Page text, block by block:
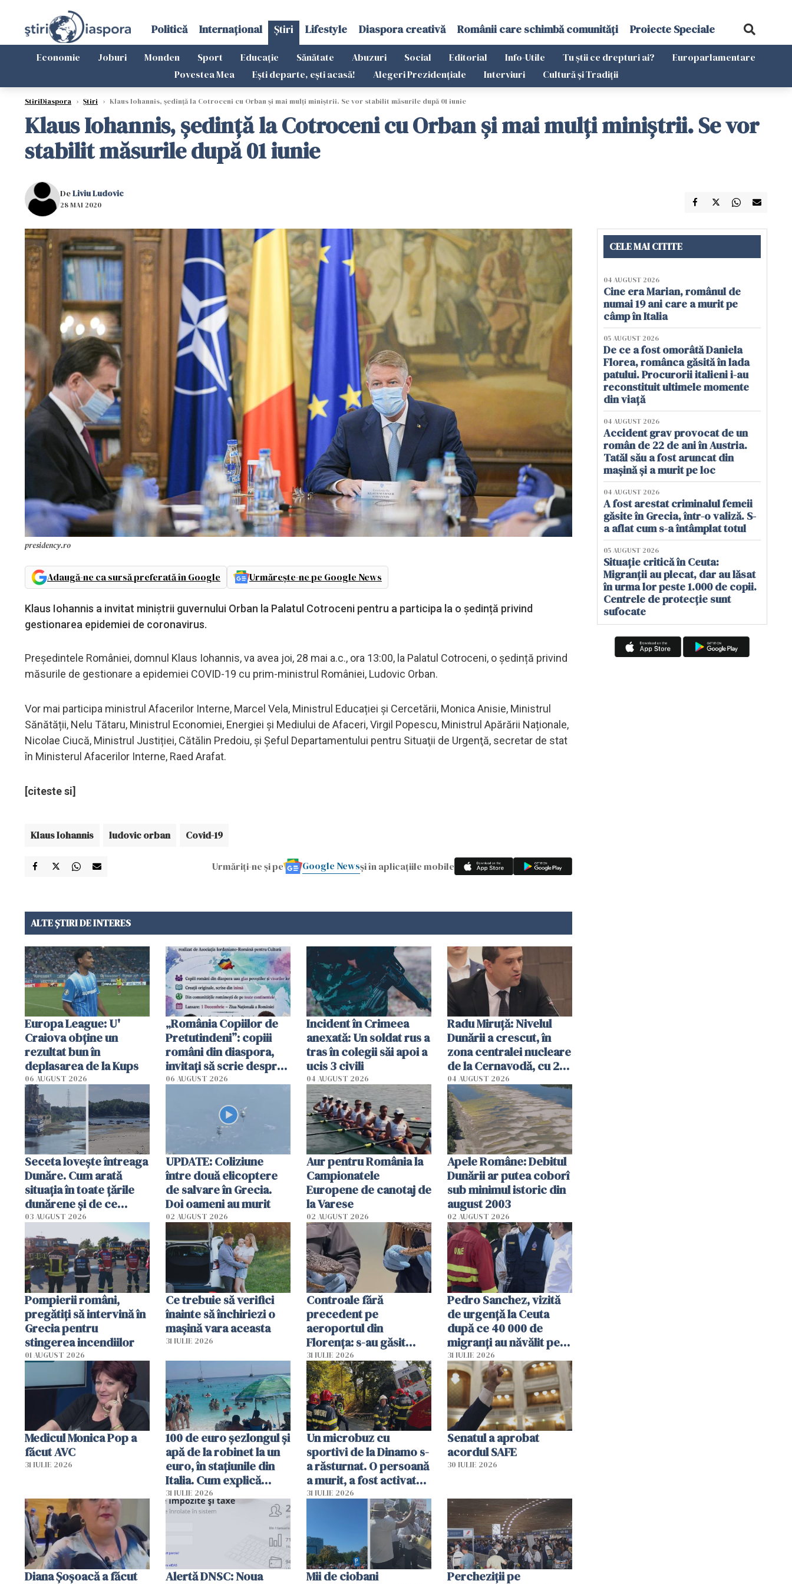
Politică Internațional Știri Lifestyle Diaspora creativă Românii care schimbă comunități Proiecte Speciale
Economie Joburi Monden Sport Educație Sănătate Abuzuri Social Editorial Info-Utile Tu știi ce drepturi ai?
Europarlamentare
Povestea Mea
Ești departe, ești acasă! Alegeri Prezidențiale Interviuri Cultură și Tradiții
StiriDiaspora › Știri › Klaus Iohannis, ședință la Cotroceni cu Orban și mai mulți miniștrii. Se vor stabilit măsurile după 01 iunie
Klaus Iohannis, ședință la Cotroceni cu Orban și mai mulți miniștrii. Se vor
stabilit măsurile după 01 iunie
DeLiviu Ludovic
28 MAI 2020
presidency.ro
Adaugă-ne ca sursă preferată în Google Urmărește-ne pe Google News
Klaus Iohannis a invitat miniștrii guvernului Orban la Palatul Cotroceni pentru a participa la o ședință privind
gestionarea epidemiei de coronavirus.
Președintele României, domnul Klaus Iohannis, va avea joi, 28 mai a.c., ora 13:00, la Palatul Cotroceni, o ședință privind
măsurile de gestionare a epidemiei COVID-19 cu prim-ministrul României, Ludovic Orban.
Vor mai participa ministrul Afacerilor Interne, Marcel Vela, Ministrul Educației și Cercetării, Monica Anisie, Ministrul
Sănătății, Nelu Tătaru, Ministrul Economiei, Energiei și Mediului de Afaceri, Virgil Popescu, Ministrul Apărării Naționale,
Nicolae Ciucă, Ministrul Justiției, Cătălin Predoiu, și Şeful Departamentului pentru Situaţii de Urgenţă, secretar de stat
în Ministerul Afacerilor Interne, Raed Arafat.
[citeste si]
Klaus Iohannis ludovic orban Covid-19
Urmăriți-ne și pe Google Newsși în aplicațiile mobile
ALTE ȘTIRI DE INTERES
Europa League: U'
Craiova obține un
rezultat bun în
deplasarea de la Kups
06 AUGUST 2026
„România Copiilor de
Pretutindeni”: copiii
români din diaspora,
invitați să scrie despre
România într-un volum
06 AUGUST 2026
Incident în Crimeea
anexată: Un soldat rus a
tras în colegii săi apoi a
ucis 3 civili
04 AUGUST 2026
Radu Miruţă: Nivelul
Dunării a crescut, în
zona centralei nucleare
de la Cernavodă, cu 2
cm faţă de ziua trecută
04 AUGUST 2026
Seceta lovește întreaga
Dunăre. Cum arată
situația în toate țările
dunărene și de ce
România resimte
efectele, deși a plouat
în iulie
03 AUGUST 2026
UPDATE: Coliziune
între două elicoptere
de salvare în Grecia.
Doi oameni au murit
02 AUGUST 2026
Aur pentru România la
Campionatele
Europene de canotaj de
la Varese
02 AUGUST 2026
Apele Române: Debitul
Dunării ar putea coborî
sub minimul istoric din
august 2003
02 AUGUST 2026
Pompierii români,
pregătiţi să intervină în
Grecia pentru
stingerea incendiilor
01 AUGUST 2026
Ce trebuie să verifici
înainte să închiriezi o
mașină vara aceasta
31 IULIE 2026
Controale fără
precedent pe
aeroportul din
Florența: s-au găsit
capete de aligator și o
sumă imensă de bani
31 IULIE 2026
Pedro Sanchez, vizită
de urgență la Ceuta
după ce 40 000 de
migranți au năvălit pe
teritoriul spaniol: „Vom
mobiliza toate
resursele"
31 IULIE 2026
Medicul Monica Pop a
făcut AVC
31 IULIE 2026
100 de euro șezlongul și
apă de la robinet la un
euro, în stațiunile din
Italia. Cum explică
autoritățile
31 IULIE 2026
Un microbuz cu
sportivi de la Dinamo s-
a răsturnat. O persoană
a murit, a fost activat
planul roșu de
31 IULIE 2026
Senatul a aprobat
acordul SAFE
30 IULIE 2026
Diana Șoșoacă a făcut
Alertă DNSC: Noua
Mii de ciobani
Percheziții pe
CELE MAI CITITE
04 AUGUST 2026
Cine era Marian, românul de
numai 19 ani care a murit pe
câmp în Italia
05 AUGUST 2026
De ce a fost omorâtă Daniela
Florea, românca găsită în lada
patului. Procurorii italieni i-au
reconstituit ultimele momente
din viață
04 AUGUST 2026
Accident grav provocat de un
român de 22 de ani în Austria.
Tatăl său a fost aruncat din
mașină și a murit pe loc
04 AUGUST 2026
A fost arestat criminalul femeii
găsite în Grecia, într-o valiză. S-
a aflat cum s-a întâmplat totul
05 AUGUST 2026
Situație critică în Ceuta:
Migranții au plecat, dar au lăsat
în urma lor peste 1.000 de copii.
Centrele de protecție sunt
sufocate